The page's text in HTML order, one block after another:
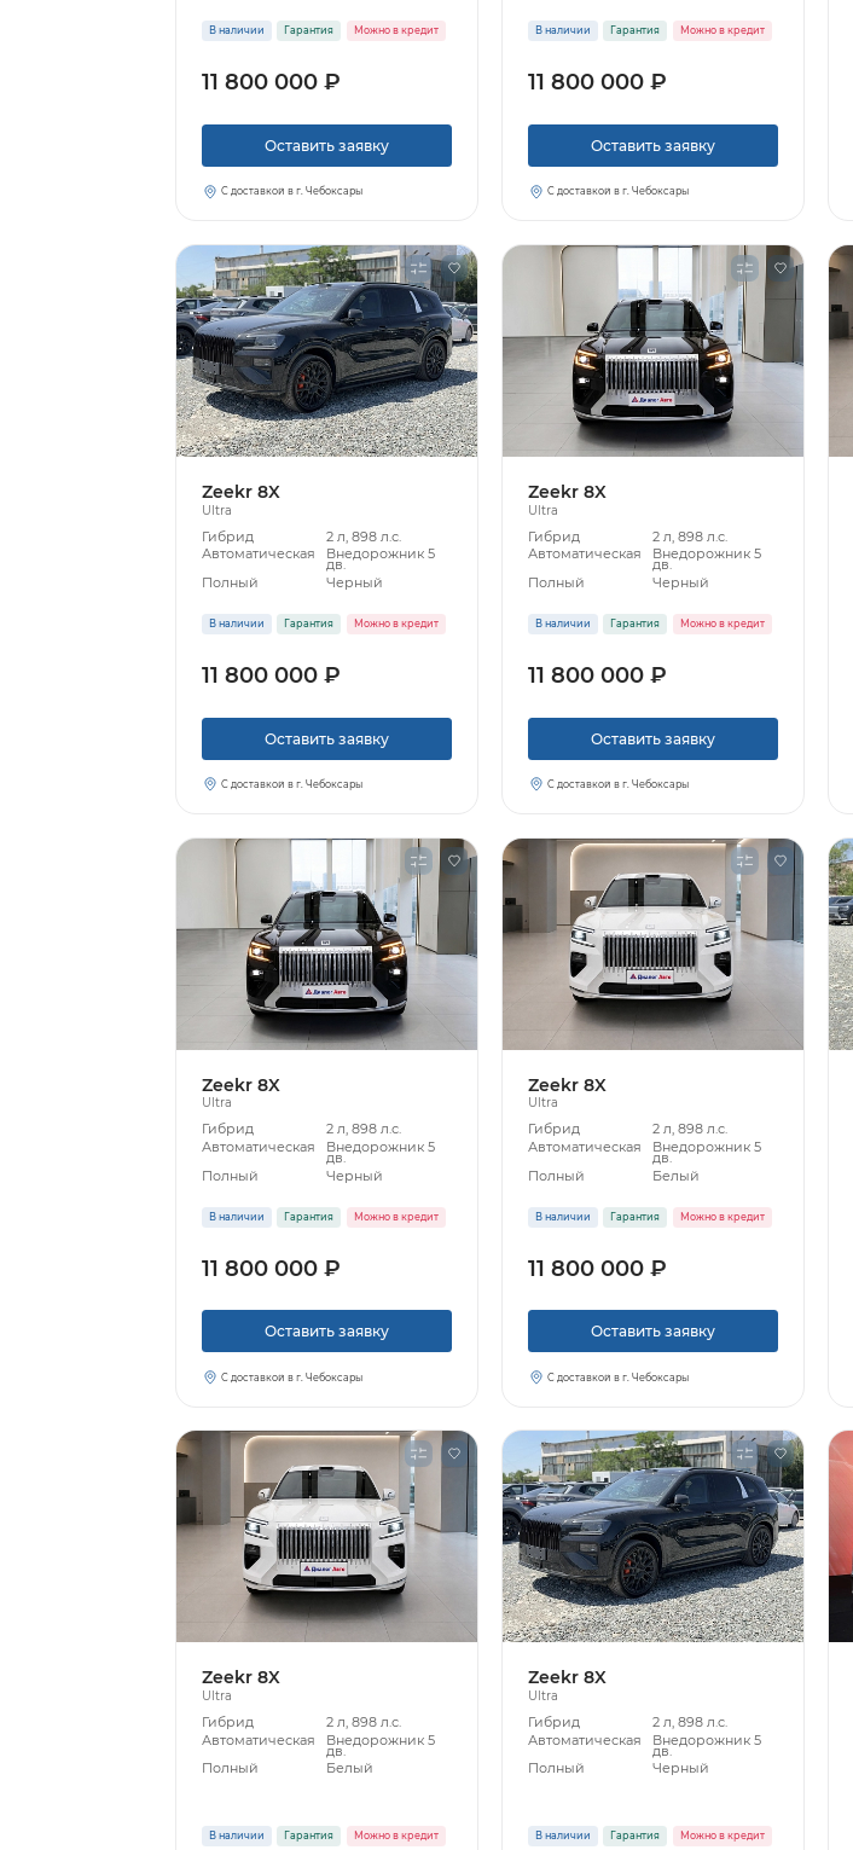
В наличии Гарантия Можно в кредит
11 800 000 ₽
Оставить заявку
С доставкой в г. Чебоксары
В наличии Гарантия Можно в кредит
11 800 000 ₽
Оставить заявку
С доставкой в г. Чебоксары
Zeekr 8X
Ultra
Гибрид
2 л, 898 л.с.
Автоматическая
Внедорожник 5
дв.
Полный
Черный
В наличии Гарантия Можно в кредит
11 800 000 ₽
Оставить заявку
С доставкой в г. Чебоксары
Zeekr 8X
Ultra
Гибрид
2 л, 898 л.с.
Автоматическая
Внедорожник 5
дв.
Полный
Черный
В наличии Гарантия Можно в кредит
11 800 000 ₽
Оставить заявку
С доставкой в г. Чебоксары
Zeekr 8X
Ultra
Гибрид
2 л, 898 л.с.
Автоматическая
Внедорожник 5
дв.
Полный
Черный
В наличии Гарантия Можно в кредит
11 800 000 ₽
Оставить заявку
С доставкой в г. Чебоксары
Zeekr 8X
Ultra
Гибрид
2 л, 898 л.с.
Автоматическая
Внедорожник 5
дв.
Полный
Белый
В наличии Гарантия Можно в кредит
11 800 000 ₽
Оставить заявку
С доставкой в г. Чебоксары
Zeekr 8X
Ultra
Гибрид
2 л, 898 л.с.
Автоматическая
Внедорожник 5
дв.
Полный
Белый
В наличии Гарантия Можно в кредит
Zeekr 8X
Ultra
Гибрид
2 л, 898 л.с.
Автоматическая
Внедорожник 5
дв.
Полный
Черный
В наличии Гарантия Можно в кредит